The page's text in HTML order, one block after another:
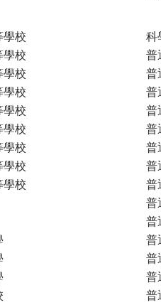
學校
科
學校
普
學校
普
學校
普
學校
普
學校
普
學校
普
學校
普
學校
普
普
普
普
普
普
普